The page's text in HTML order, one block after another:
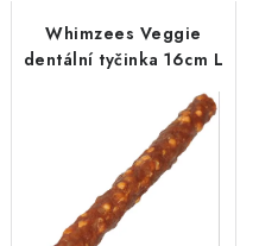
Whimzees Veggie
dentální tyčinka 16cm L